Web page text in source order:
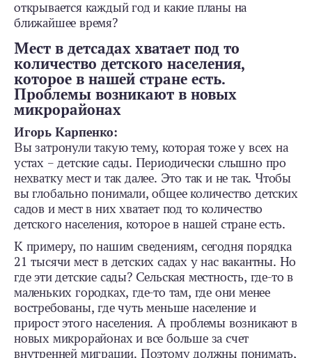
открывается каждый год и какие планы на
ближайшее время?
Мест в детсадах хватает под то
количество детского населения,
которое в нашей стране есть.
Проблемы возникают в новых
микрорайонах
Игорь Карпенко:
Вы затронули такую тему, которая тоже у всех на
устах – детские сады. Периодически слышно про
нехватку мест и так далее. Это так и не так. Чтобы
вы глобально понимали, общее количество детских
садов и мест в них хватает под то количество
детского населения, которое в нашей стране есть.
К примеру, по нашим сведениям, сегодня порядка
21 тысячи мест в детских садах у нас вакантны. Но
где эти детские сады? Сельская местность, где-то в
маленьких городках, где-то там, где они менее
востребованы, где чуть меньше население и
прирост этого населения. А проблемы возникают в
новых микрорайонах и все больше за счет
внутренней миграции. Поэтому должны понимать,